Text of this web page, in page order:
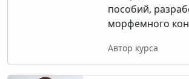
пособий,
морфемного
Автор курса